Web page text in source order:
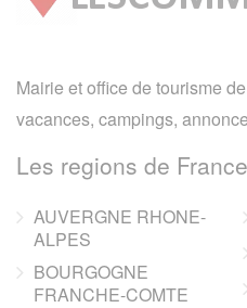
Mairie et office de tourisme
vacances, campings,
Les regions de France
AUVERGNE RHONE-
ALPES
BOURGOGNE
FRANCHE-COMTE